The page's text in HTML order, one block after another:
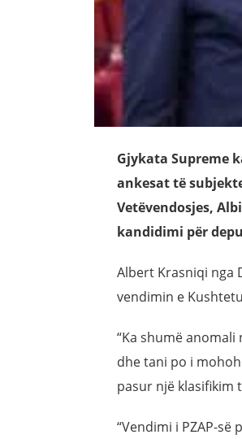
Gjykata Supreme
ankesat të
Vetëvendosjes,
kandidimi për
Albert Krasniqi nga
vendimin e
“Ka shumë
dhe tani po i
pasur një klasifikim
“Vendimi i PZAP-